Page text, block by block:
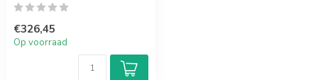
€326,45
Op voorraad